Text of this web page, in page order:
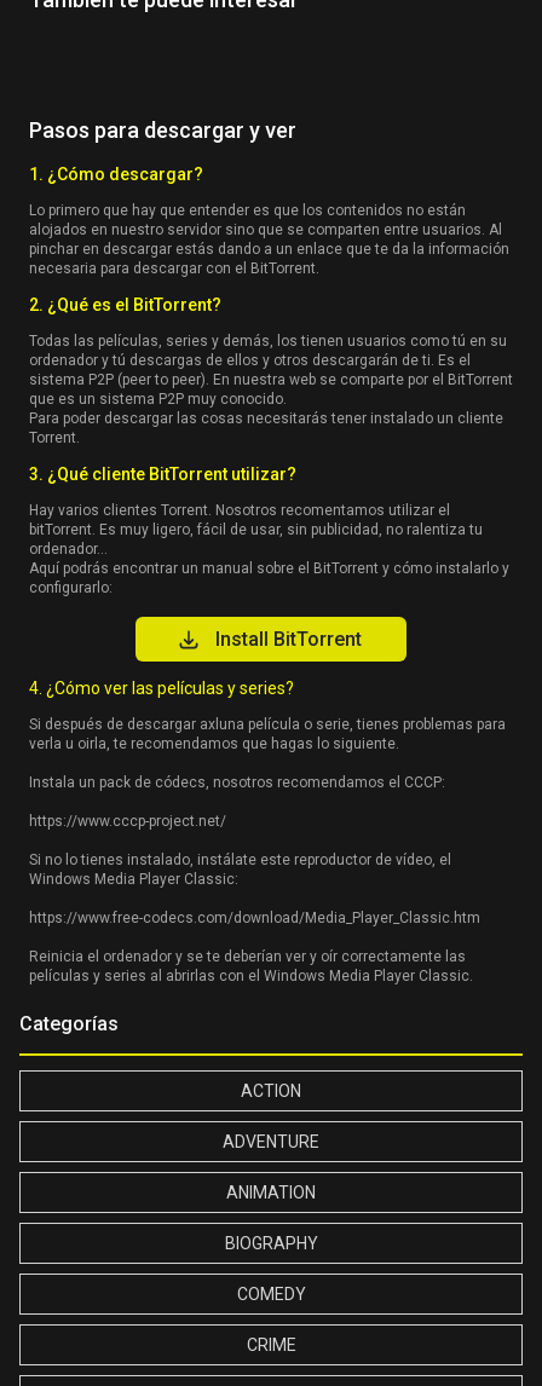
Pasos para descargar y ver
1. ¿Cómo descargar?
Lo primero que hay que entender es que los contenidos no están
alojados en nuestro servidor sino que se comparten entre usuarios. Al
pinchar en descargar estás dando a un enlace que te da la información
necesaria para descargar con el BitTorrent.
2. ¿Qué es el BitTorrent?
Todas las películas, series y demás, los tienen usuarios como tú en su
ordenador y tú descargas de ellos y otros descargarán de ti. Es el
sistema P2P (peer to peer). En nuestra web se comparte por el BitTorrent
que es un sistema P2P muy conocido.
Para poder descargar las cosas necesitarás tener instalado un cliente
Torrent.
3. ¿Qué cliente BitTorrent utilizar?
Hay varios clientes Torrent. Nosotros recomentamos utilizar el
bitTorrent. Es muy ligero, fácil de usar, sin publicidad, no ralentiza tu
ordenador…
Aquí podrás encontrar un manual sobre el BitTorrent y cómo instalarlo y
configurarlo:
Install BitTorrent
4. ¿Cómo ver las películas y series?
Si después de descargar axluna película o serie, tienes problemas para
verla u oirla, te recomendamos que hagas lo siguiente.
Instala un pack de códecs, nosotros recomendamos el CCCP:
https://www.cccp-project.net/
Si no lo tienes instalado, instálate este reproductor de vídeo, el
Windows Media Player Classic:
https://www.free-codecs.com/download/Media_Player_Classic.htm
Reinicia el ordenador y se te deberían ver y oír correctamente las
películas y series al abrirlas con el Windows Media Player Classic.
Categorías
ACTION
ADVENTURE
ANIMATION
BIOGRAPHY
COMEDY
CRIME